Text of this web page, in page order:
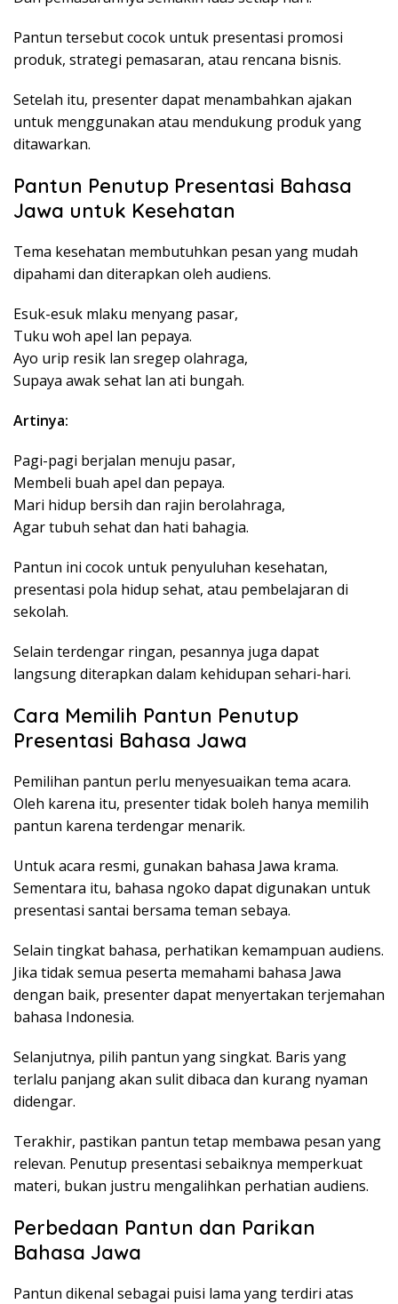
Pantun tersebut cocok untuk presentasi promosi
produk, strategi pemasaran, atau rencana bisnis.
Setelah itu, presenter dapat menambahkan ajakan
untuk menggunakan atau mendukung produk yang
ditawarkan.
Pantun Penutup Presentasi Bahasa
Jawa untuk Kesehatan
Tema kesehatan membutuhkan pesan yang mudah
dipahami dan diterapkan oleh audiens.
Esuk-esuk mlaku menyang pasar,
Tuku woh apel lan pepaya.
Ayo urip resik lan sregep olahraga,
Supaya awak sehat lan ati bungah.
Artinya:
Pagi-pagi berjalan menuju pasar,
Membeli buah apel dan pepaya.
Mari hidup bersih dan rajin berolahraga,
Agar tubuh sehat dan hati bahagia.
Pantun ini cocok untuk penyuluhan kesehatan,
presentasi pola hidup sehat, atau pembelajaran di
sekolah.
Selain terdengar ringan, pesannya juga dapat
langsung diterapkan dalam kehidupan sehari-hari.
Cara Memilih Pantun Penutup
Presentasi Bahasa Jawa
Pemilihan pantun perlu menyesuaikan tema acara.
Oleh karena itu, presenter tidak boleh hanya memilih
pantun karena terdengar menarik.
Untuk acara resmi, gunakan bahasa Jawa krama.
Sementara itu, bahasa ngoko dapat digunakan untuk
presentasi santai bersama teman sebaya.
Selain tingkat bahasa, perhatikan kemampuan audiens.
Jika tidak semua peserta memahami bahasa Jawa
dengan baik, presenter dapat menyertakan terjemahan
bahasa Indonesia.
Selanjutnya, pilih pantun yang singkat. Baris yang
terlalu panjang akan sulit dibaca dan kurang nyaman
didengar.
Terakhir, pastikan pantun tetap membawa pesan yang
relevan. Penutup presentasi sebaiknya memperkuat
materi, bukan justru mengalihkan perhatian audiens.
Perbedaan Pantun dan Parikan
Bahasa Jawa
Pantun dikenal sebagai puisi lama yang terdiri atas